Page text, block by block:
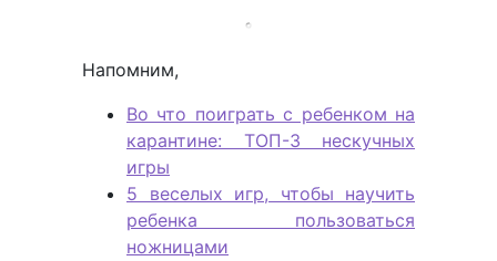
Напомним,
Во что поиграть с ребенком на
карантине: ТОП-3 нескучных
игры
5 веселых игр, чтобы научить
ребенка пользоваться
ножницами